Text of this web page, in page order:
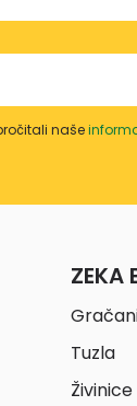
naše
ZEKA
Tuzla
Živinice